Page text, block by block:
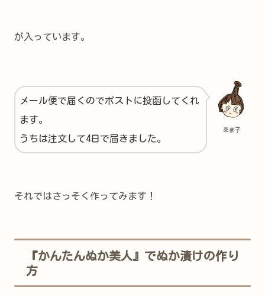
が入っています。
あま子
メール便で届くのでポストに投函してくれ
ます。
うちは注文して4日で届きました。
それではさっそく作ってみます！
『かんたんぬか美人』でぬか漬けの作り
方